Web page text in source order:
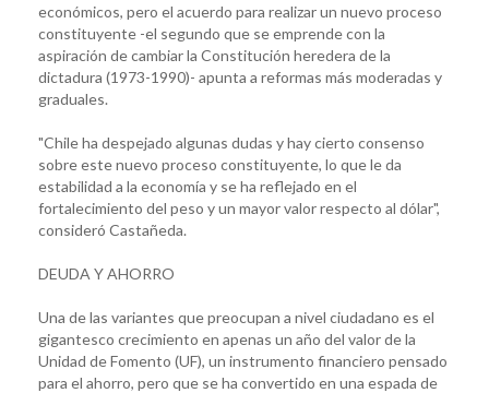
económicos, pero el acuerdo para realizar un nuevo proceso
constituyente -el segundo que se emprende con la
aspiración de cambiar la Constitución heredera de la
dictadura (1973-1990)- apunta a reformas más moderadas y
graduales.
"Chile ha despejado algunas dudas y hay cierto consenso
sobre este nuevo proceso constituyente, lo que le da
estabilidad a la economía y se ha reflejado en el
fortalecimiento del peso y un mayor valor respecto al dólar",
consideró Castañeda.
DEUDA Y AHORRO
Una de las variantes que preocupan a nivel ciudadano es el
gigantesco crecimiento en apenas un año del valor de la
Unidad de Fomento (UF), un instrumento financiero pensado
para el ahorro, pero que se ha convertido en una espada de